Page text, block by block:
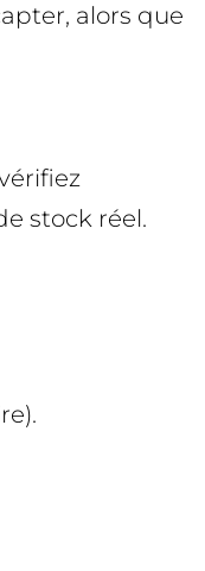
alors que
stock réel.